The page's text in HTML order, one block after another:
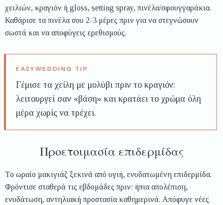
χειλιών, κραγιόν ή gloss, setting spray, πινέλα/σφουγγαράκια.
Καθάρισε τα πινέλα σου 2-3 μέρες πριν για να στεγνώσουν
σωστά και να αποφύγεις ερεθισμούς.
Γέμισε τα χείλη με μολύβι πριν το κραγιόν:
λειτουργεί σαν «βάση» και κρατάει το χρώμα όλη
μέρα χωρίς να τρέχει.
Προετοιμασία επιδερμίδας
Το ωραίο μακιγιάζ ξεκινά από υγιή, ενυδατωμένη επιδερμίδα.
Φρόντισε σταθερά τις εβδομάδες πριν: ήπια απολέπιση,
ενυδάτωση, αντηλιακή προστασία καθημερινά. Απόφυγε νέες